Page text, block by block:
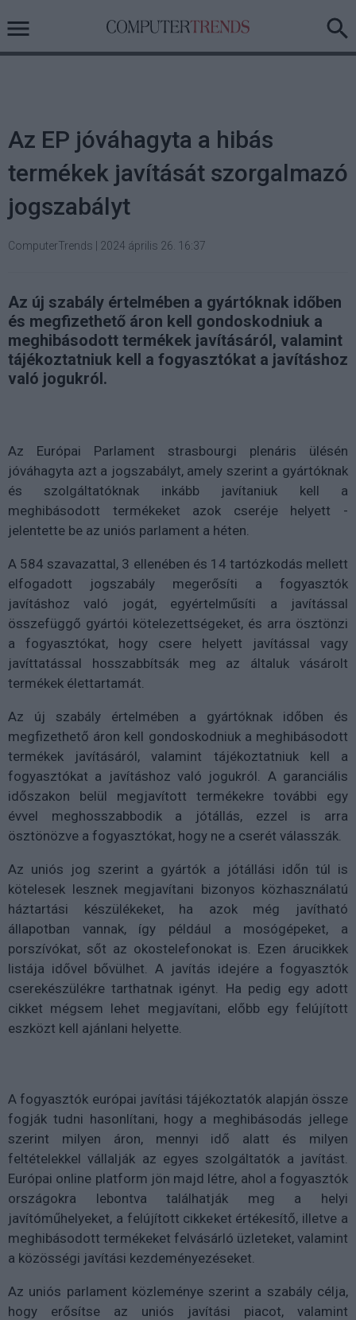
Az EP jóváhagyta a hibás
termékek javítását szorgalmazó
jogszabályt
ComputerTrends 2024 április 26. 16:37
Az új szabály értelmében a gyártóknak időben
és megfizethető áron kell gondoskodniuk a
meghibásodott termékek javításáról, valamint
tájékoztatniuk kell a fogyasztókat a javításhoz
való jogukról.
Az Európai Parlament strasbourgi plenáris ülésén
jóváhagyta azt a jogszabályt, amely szerint a gyártóknak
és szolgáltatóknak inkább javítaniuk kell a
meghibásodott termékeket azok cseréje helyett -
jelentette be az uniós parlament a héten.
A 584 szavazattal, 3 ellenében és 14 tartózkodás mellett
elfogadott jogszabály megerősíti a fogyasztók
javításhoz való jogát, egyértelműsíti a javítással
összefüggő gyártói kötelezettségeket, és arra ösztönzi
a fogyasztókat, hogy csere helyett javítással vagy
javíttatással hosszabbítsák meg az általuk vásárolt
termékek élettartamát.
Az új szabály értelmében a gyártóknak időben és
megfizethető áron kell gondoskodniuk a meghibásodott
termékek javításáról, valamint tájékoztatniuk kell a
fogyasztókat a javításhoz való jogukról. A garanciális
időszakon belül megjavított termékekre további egy
évvel meghosszabbodik a jótállás, ezzel is arra
ösztönözve a fogyasztókat, hogy ne a cserét válasszák.
Az uniós jog szerint a gyártók a jótállási időn túl is
kötelesek lesznek megjavítani bizonyos közhasználatú
háztartási készülékeket, ha azok még javítható
állapotban vannak, így például a mosógépeket, a
porszívókat, sőt az okostelefonokat is. Ezen árucikkek
listája idővel bővülhet. A javítás idejére a fogyasztók
cserekészülékre tarthatnak igényt. Ha pedig egy adott
cikket mégsem lehet megjavítani, előbb egy felújított
eszközt kell ajánlani helyette.
A fogyasztók európai javítási tájékoztatók alapján össze
fogják tudni hasonlítani, hogy a meghibásodás jellege
szerint milyen áron, mennyi idő alatt és milyen
feltételekkel vállalják az egyes szolgáltatók a javítást.
Európai online platform jön majd létre, ahol a fogyasztók
országokra lebontva találhatják meg a helyi
javítóműhelyeket, a felújított cikkeket értékesítő, illetve a
meghibásodott termékeket felvásárló üzleteket, valamint
a közösségi javítási kezdeményezéseket.
Az uniós parlament közleménye szerint a szabály célja,
hogy erősítse az uniós javítási piacot, valamint